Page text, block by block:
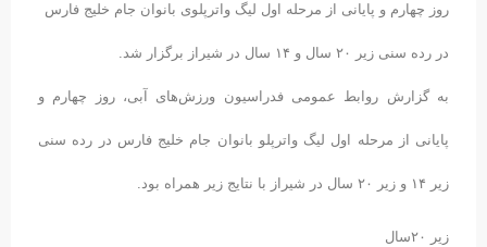
روز چهارم و پایانی از مرحله اول ليگ واترپلو‌ی بانوان جام خليج فارس
در رده سنی زير ٢٠ سال و ۱۴ سال در شیراز برگزار شد.
به گزارش روابط عمومی فدراسیون ورزش‌های آبی، روز چهارم و
پایانی از مرحله اول لیگ واترپلو بانوان جام خلیج فارس در رده سنی
زیر ۱۴ و زیر ۲۰ سال در شیراز با نتایج زیر همراه بود.
زیر ٢٠سال